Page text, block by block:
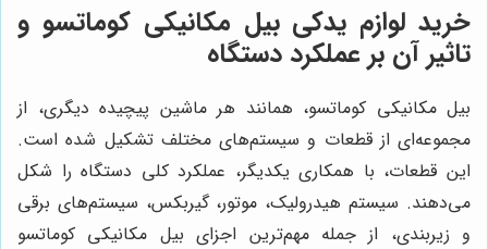
خرید لوازم یدکی بیل مکانیکی کوماتسو و
تاثیر آن بر عملکرد دستگاه
بیل مکانیکی کوماتسو، همانند هر ماشین پیچیده دیگری، از
مجموعه‌ای از قطعات و سیستم‌های مختلف تشکیل شده است.
این قطعات، با همکاری یکدیگر، عملکرد کلی دستگاه را شکل
می‌دهند. سیستم هیدرولیک، موتور، گیربکس، سیستم‌های برقی
و زیربندی، از جمله مهم‌ترین اجزای بیل مکانیکی کوماتسو